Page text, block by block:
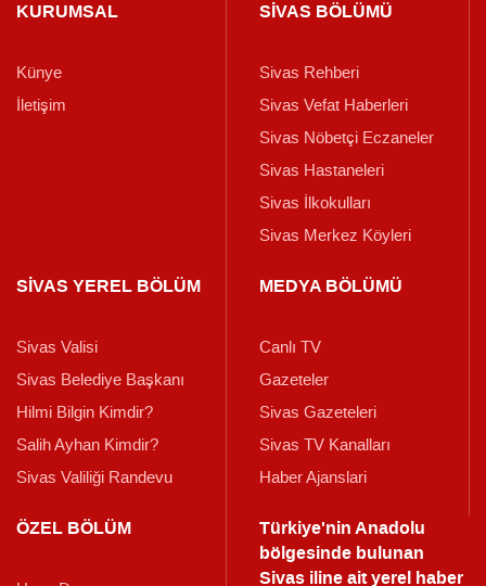
KURUMSAL
Künye
İletişim
SİVAS BÖLÜMÜ
Sivas Rehberi
Sivas Vefat Haberleri
Sivas Nöbetçi Eczaneler
Sivas Hastaneleri
Sivas İlkokulları
Sivas Merkez Köyleri
SİVAS YEREL BÖLÜM
Sivas Valisi
Sivas Belediye Başkanı
Hilmi Bilgin Kimdir?
Salih Ayhan Kimdir?
Sivas Valiliği Randevu
MEDYA BÖLÜMÜ
Canlı TV
Gazeteler
Sivas Gazeteleri
Sivas TV Kanalları
Haber Ajanslari
ÖZEL BÖLÜM
Türkiye'nin Anadolu
bölgesinde bulunan
Sivas iline ait yerel haber